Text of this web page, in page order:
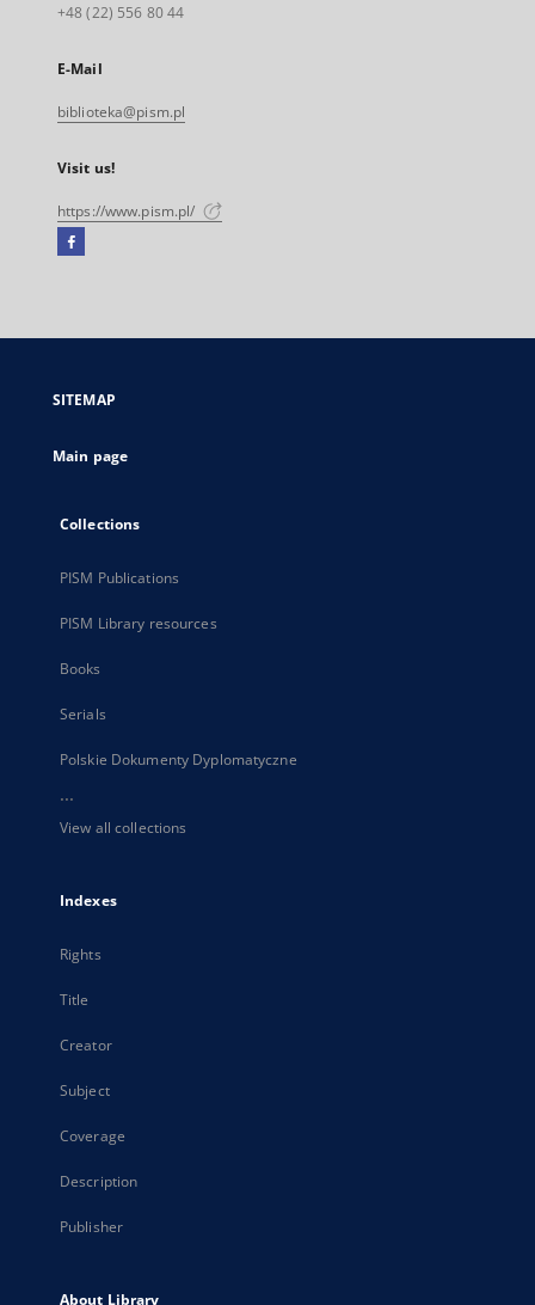
+48 (22) 556 80 44
E-Mail
biblioteka@pism.pl
Visit us!
https://www.pism.pl/
Facebook
open
new
SITEMAP
Main page
Collections
PISM Publications
PISM Library resources
Books
Serials
Polskie Dokumenty Dyplomatyczne
...
View all collections
Indexes
Rights
Title
Creator
Subject
Coverage
Description
Publisher
About Library